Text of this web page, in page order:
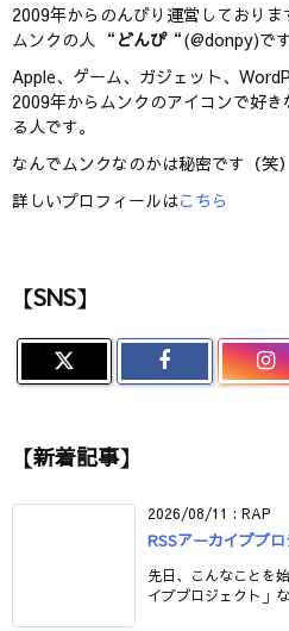
2009年からのんびり運営しておりま
ムンクの人 “ どんぴ“(@donpy)です
Apple、ゲーム、ガジェット、
2009年からムンクのアイコンで好
る人です。
なんでムンクなのかは秘密です（笑）
詳しいプロフィールはこちら
【SNS】
【新着記事】
2026/08/11 : RAP
RSSアーカイブプ
先日、こんなことを
イブプロジェクト」